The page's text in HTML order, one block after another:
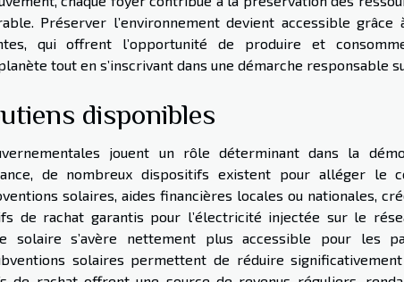
Préserver l’environnement devient accessible grâce
qui offrent l’opportunité de produire et
tout en s’inscrivant dans une démarche responsable
disponibles
jouent un rôle déterminant dans la
de nombreux dispositifs existent pour alléger le
solaires, aides financières locales ou nationales,
de rachat garantis pour l’électricité injectée sur le
solaire s’avère nettement plus accessible pour les
solaires permettent de réduire